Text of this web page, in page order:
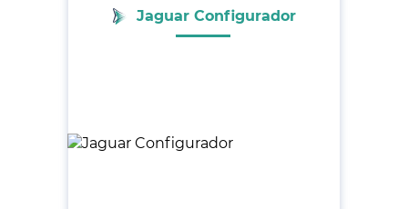
Jaguar Configurador